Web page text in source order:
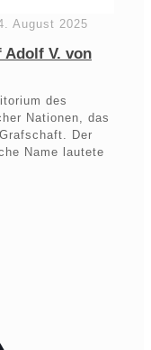
August 2025
Adolf V. von
des
Nationen, das
Der
Name lautete